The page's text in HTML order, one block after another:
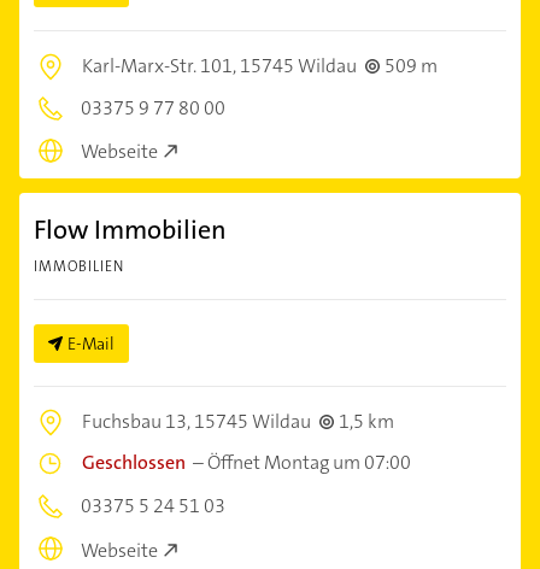
Karl-Marx-Str. 101,15745 Wildau
509 m
03375 9 77 80 00
Webseite
Flow Immobilien
IMMOBILIEN
E-Mail
Fuchsbau 13,15745 Wildau
1,5 km
Geschlossen –Öffnet Montag um 07:00
03375 5 24 51 03
Webseite